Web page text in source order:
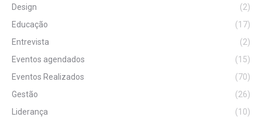
Design
(2)
Educação
(17)
Entrevista
(2)
Eventos agendados
(15)
Eventos Realizados
(70)
Gestão
(26)
Liderança
(10)